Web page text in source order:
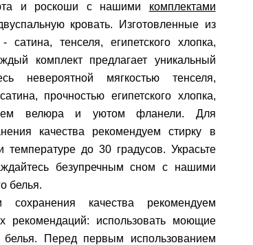
и роскоши с нашими комплектами
кровать. Изготовленные из
сатина, тенселя, египетского хлопка,
комплект предлагает уникальный
невероятной мягкостью тенселя,
прочностью египетского хлопка,
велюра и уютом фланели. Для
качества рекомендуем стирку в
до 30 градусов. Украсьте
безупречным сном с нашими
белья.
качества рекомендуем
рекомендаций: использовать моющие
белья. Перед первым использованием